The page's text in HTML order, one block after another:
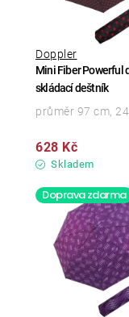
Mini Fiber Powerful
skládací deštník
Doppler
Skladem
628 Kč
průměr 97 cm,
Doprava zdarma